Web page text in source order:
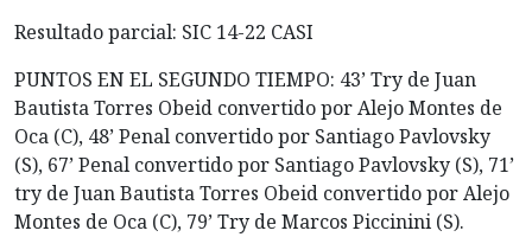
Resultado parcial: SIC 14-22 CASI
PUNTOS EN EL SEGUNDO TIEMPO: 43’ Try de Juan
Bautista Torres Obeid convertido por Alejo Montes de
Oca (C), 48’ Penal convertido por Santiago Pavlovsky
(S), 67’ Penal convertido por Santiago Pavlovsky (S), 71’
try de Juan Bautista Torres Obeid convertido por Alejo
Montes de Oca (C), 79’ Try de Marcos Piccinini (S).